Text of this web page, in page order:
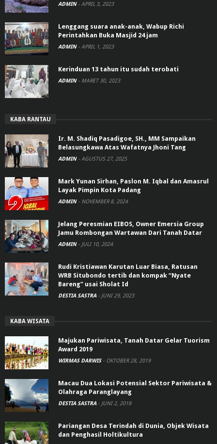
ADMIN - APRIL 3, 2023
Lenggang suara anak-anak, Wabup Richi
Perintahkan Buka Masjid 24 jam
ADMIN - APRIL 1, 2023
Kerinduan 13 tahun itu sudah terobati
ADMIN - MARET 30, 2023
KABA RANTAU
Ir. M. Shadiq Pasadigoe, SH., MM Sampaikan
Belasungkawa Atas Wafatnya Jhoni Tang
ADMIN - AGUSTUS 27, 2025
Mark Yunan Sirhan, Paslon M. Iqbal dan Amasrul
Layak Pimpin Kota Padang
ADMIN - NOVEMBER 8, 2024
Jelang Peresmian EIBOS, Owner Emersia Group
Jamu Rombongan Wartawan Dari Tanah Datar
ADMIN - JULI 10, 2024
Rudi Kristiawan Karutan Luar Biasa, Ratusan
WRB Situbondo tertib dan kompak “Nyate
Bareng” usai Sholat Id
DESTIA SASTRA - JUNI 29, 2023
KABA WISATA
Majukan Pariwisata, Tanah Datar Gelar Tuorism
Award 2019
WIRMAS DARWIS - OKTOBER 28, 2019
Macau Dua Lokasi Potensial Sektor Pariwisata &
Olahraga Paranglayang
DESTIA SASTRA - JUNI 2, 2018
Pariangan Desa Terindah di Dunia, Objek Wisata
dan Penghasil Holtikultura